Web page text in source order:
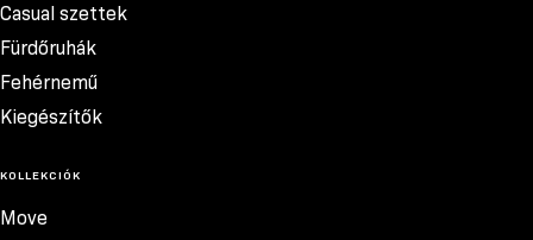
Casual szettek
Fürdőruhák
Fehérnemű
Kiegészítők
KOLLEKCIÓK
Move